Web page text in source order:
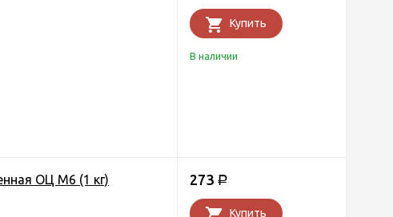
Купить
В наличии
ОЦ М6 (1 кг) 273 Р
Купить